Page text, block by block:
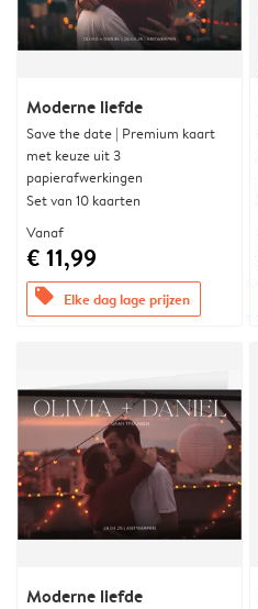
Moderne liefde
Save the date | Premium kaart
met keuze uit 3
papierafwerkingen
Set van 10 kaarten
Vanaf
€ 11,99
offers Elke dag lage prijzen
Moderne liefde